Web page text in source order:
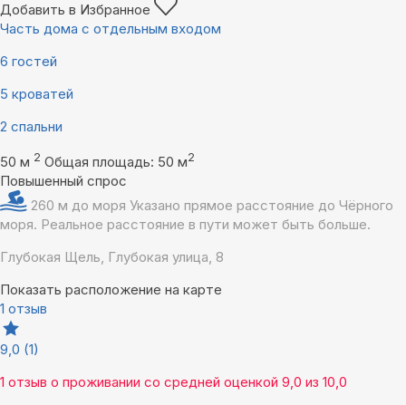
Добавить в Избранное
Часть дома с отдельным входом
6 гостей
5 кроватей
2 спальни
50 м 2 Общая площадь: 50 м2
Повышенный спрос
260 м до моря Указано прямое расстояние до Чёрного
моря. Реальное расстояние в пути может быть больше.
Глубокая Щель, Глубокая улица, 8
Показать расположение на карте
1 отзыв
9,0 (1)
1 отзыв о проживании со средней оценкой 9,0 из 10,0